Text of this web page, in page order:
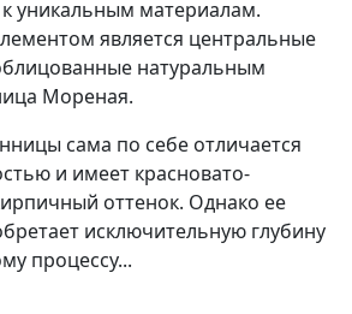
уникальным материалам.
является центральные
натуральным
Мореная.
сама по себе отличается
и имеет красновато-
оттенок. Однако ее
исключительную глубину
процессу...